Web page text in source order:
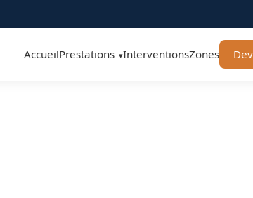
AccueilPrestations ▾InterventionsZones